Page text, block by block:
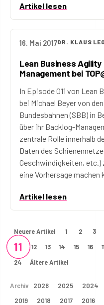
Artikel lesen
16. Mai 2017DR. KLAUS
Lean Business Agility
Management bei
In Episode 011 von Lean
bei Michael Beyer von
Bundesbahnen (SBB) in
über ihr Backlog-
zentrale Rolle innerhalb
Daten des
Geschwindigkeiten, etc.)
eine Vorhersage
Artikel lesen
Neuere Artikel 1 2 3
11 12 13 14 15 16
24 Ältere Artikel
Archiv 2026 2025 2024
2019
2018 2017 2016